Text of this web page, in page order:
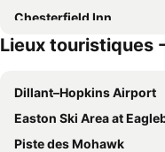
Chesterfield Inn
Econo Lodge Brattleboro
Hampton Inn BrattleBoro,
The Putney Inn
Lieux touristiques
Dillant–Hopkins Airport
Easton Ski Area at Eaglebrook School
Piste des Mohawk